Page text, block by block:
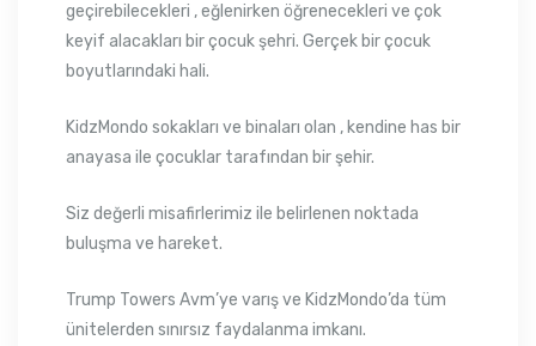
geçirebilecekleri , eğlenirken öğrenecekleri ve çok
keyif alacakları bir çocuk şehri. Gerçek bir çocuk
boyutlarındaki hali.
KidzMondo sokakları ve binaları olan , kendine has bir
anayasa ile çocuklar tarafından bir şehir.
Siz değerli misafirlerimiz ile belirlenen noktada
buluşma ve hareket.
Trump Towers Avm’ye varış ve KidzMondo’da tüm
ünitelerden sınırsız faydalanma imkanı.